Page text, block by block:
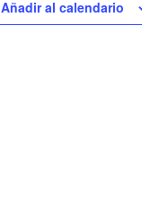
Añadir al calendario